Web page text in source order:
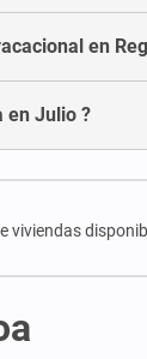
en
en Julio ?
viviendas